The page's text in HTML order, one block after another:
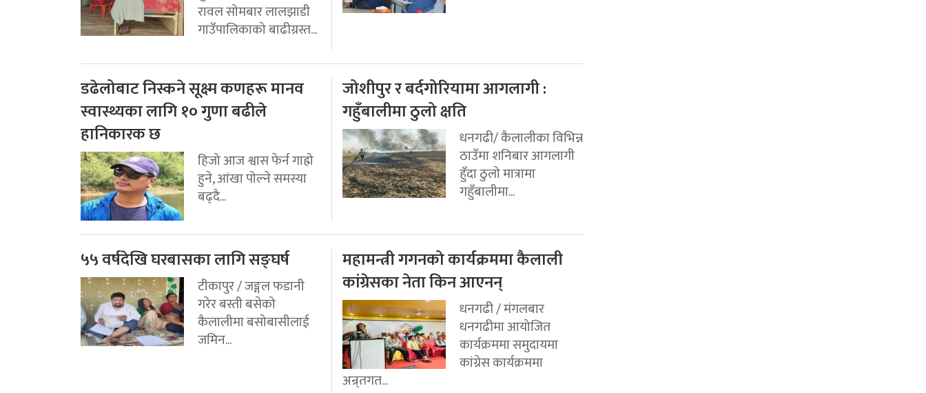
रावल सोमबार लालझाडी
गाउँपालिकाको बाढीग्रस्त...
डढेलोबाट निस्कने सूक्ष्म कणहरू मानव
स्वास्थ्यका लागि १० गुणा बढीले
हानिकारक छ
हिजो आज श्वास फेर्न गाह्रो
हुने, आंखा पोल्ने समस्या
बढ्दै...
जोशीपुर र बर्दगोरियामा आगलागी :
गहुँबालीमा ठुलो क्षति
धनगढी/ कैलालीका विभिन्न
ठाउँमा शनिबार आगलागी
हुँदा ठुलो मात्रामा
गहुँबालीमा...
५५ वर्षदेखि घरबासका लागि सङ्घर्ष
टीकापुर / जङ्गल फडानी
गरेर बस्ती बसेको
कैलालीमा बसोबासीलाई
जमिन...
महामन्त्री गगनको कार्यक्रममा कैलाली
कांग्रेसका नेता किन आएनन्
धनगढी / मंगलबार
धनगढीमा आयोजित
कार्यक्रममा समुदायमा
कांग्रेस कार्यक्रममा
अन्र्तगत...